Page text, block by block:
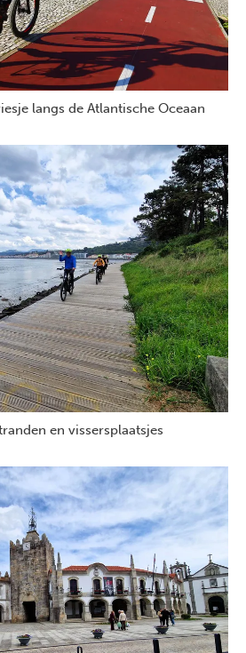
langs de Atlantische Oceaan
en vissersplaatsjes